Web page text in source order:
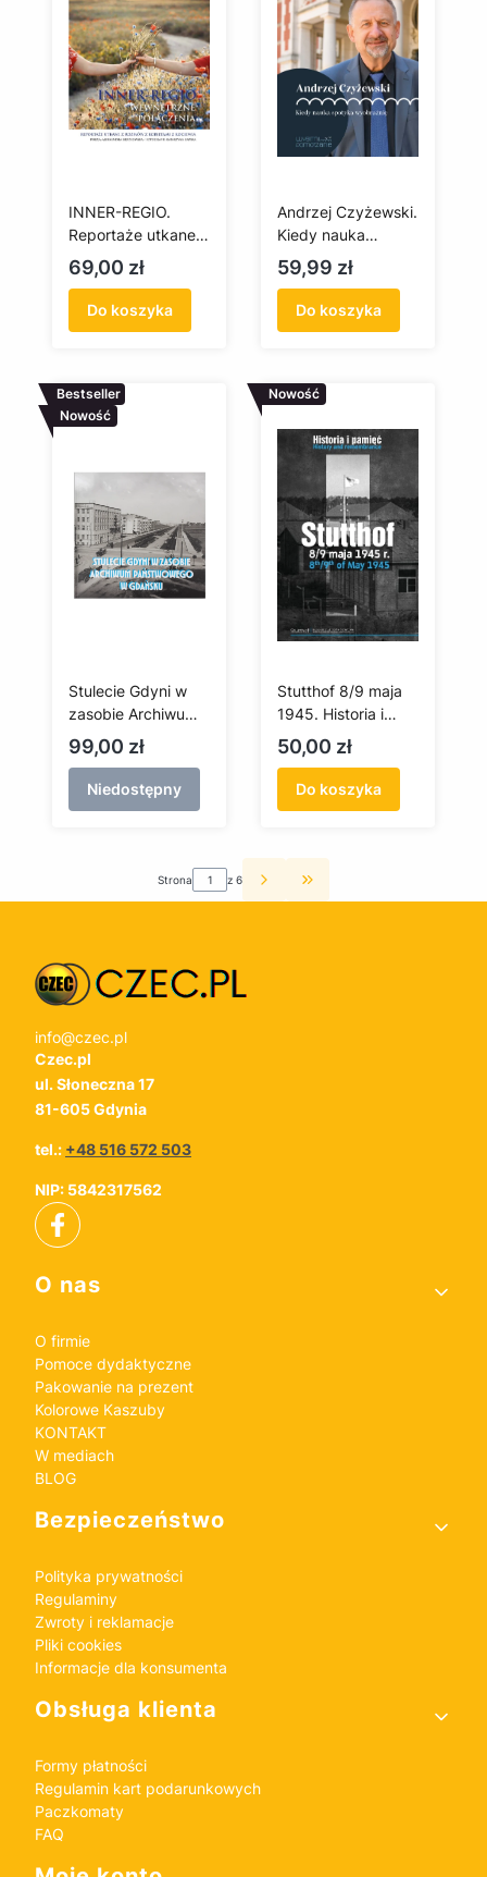
INNER-REGIO.
Reportaże utkane z
rozmów z
kobietami z
Kociewia
Cena
69,00 zł
Do koszyka
Andrzej Czyżewski.
Kiedy nauka
spotyka
wyobraźnię
Cena
59,99 zł
Do koszyka
Bestseller
Nowość
Stulecie Gdyni w
zasobie Archiwum
Państwowego w
Gdańsku
Cena
99,00 zł
Niedostępny
Nowość
Stutthof 8/9 maja
1945. Historia i
pamięć/ Stutthof
8th/9th of Mai
1945. History and
remembrance
Cena
50,00 zł
Do koszyka
Strona z 6 Przejdź do ostatniej
info@czec.pl
Czec.pl
ul. Słoneczna 17
81-605 Gdynia
tel.: +48 516 572 503
NIP: 5842317562
Linki w stopce
O nas
O firmie
Pomoce dydaktyczne
Pakowanie na prezent
Kolorowe Kaszuby
KONTAKT
W mediach
BLOG
Bezpieczeństwo
Polityka prywatności
Regulaminy
Zwroty i reklamacje
Pliki cookies
Informacje dla konsumenta
Obsługa klienta
Formy płatności
Regulamin kart podarunkowych
Paczkomaty
FAQ